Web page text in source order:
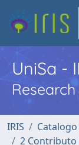
UniSa -
IRIS
2 Contributo